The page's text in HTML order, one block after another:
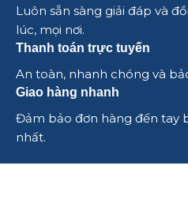
Luôn sẵn sàng giải đáp và
lúc, mọi nơi.
Thanh toán trực tuyến
An toàn, nhanh chóng và
Giao hàng nhanh
Đảm bảo đơn hàng đến tay
nhất.